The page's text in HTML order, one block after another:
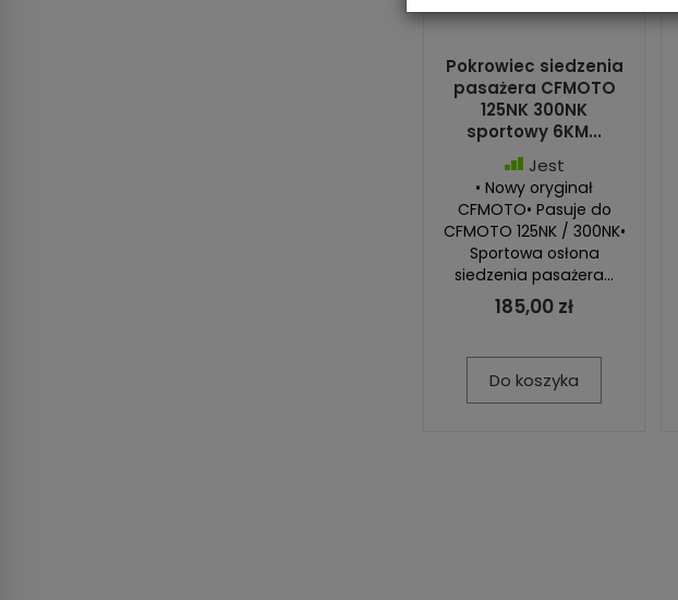
Pokrowiec siedzenia
pasażera CFMOTO
125NK 300NK
sportowy 6KM...
Jest
• Nowy oryginał
CFMOTO• Pasuje do
CFMOTO 125NK / 300NK•
Sportowa osłona
siedzenia pasażera...
185,00 zł
Do koszyka